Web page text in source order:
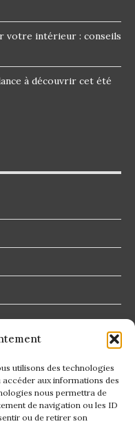
utilisons des technologies
aux informations des
nous permettra de
de navigation ou les ID
ou de retirer son
votre intérieur : conseils
à découvrir cet été